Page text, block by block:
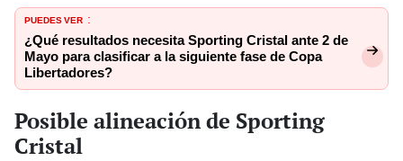
PUEDES VER :
¿Qué resultados necesita Sporting Cristal ante 2 de
Mayo para clasificar a la siguiente fase de Copa
Libertadores?
Posible alineación de Sporting
Cristal